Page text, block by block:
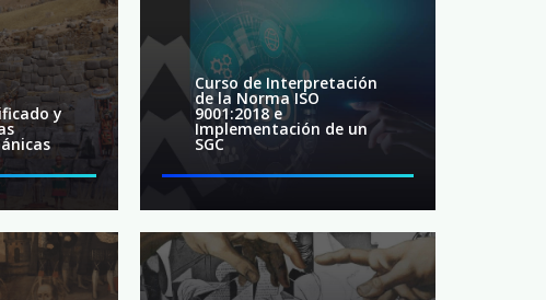
y
Curso de Interpretación
de la Norma ISO
9001:2018 e
Implementación de un
SGC